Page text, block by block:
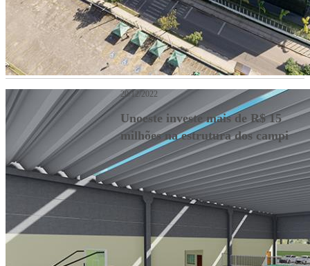
20/12/2022
Unoeste investe mais de R$ 15
milhões na estrutura dos campi